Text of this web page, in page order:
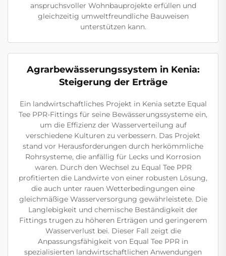
anspruchsvoller Wohnbauprojekte erfüllen und
gleichzeitig umweltfreundliche Bauweisen
unterstützen kann.
Agrarbewässerungssystem in Kenia:
Steigerung der Erträge
Ein landwirtschaftliches Projekt in Kenia setzte Equal
Tee PPR-Fittings für seine Bewässerungssysteme ein,
um die Effizienz der Wasserverteilung auf
verschiedene Kulturen zu verbessern. Das Projekt
stand vor Herausforderungen durch herkömmliche
Rohrsysteme, die anfällig für Lecks und Korrosion
waren. Durch den Wechsel zu Equal Tee PPR
profitierten die Landwirte von einer robusten Lösung,
die auch unter rauen Wetterbedingungen eine
gleichmäßige Wasserversorgung gewährleistete. Die
Langlebigkeit und chemische Beständigkeit der
Fittings trugen zu höheren Erträgen und geringerem
Wasserverlust bei. Dieser Fall zeigt die
Anpassungsfähigkeit von Equal Tee PPR in
spezialisierten landwirtschaftlichen Anwendungen